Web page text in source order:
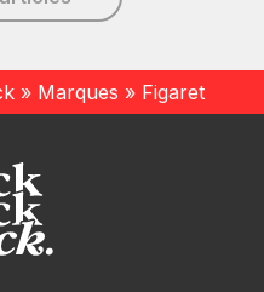
» Marques » Figaret